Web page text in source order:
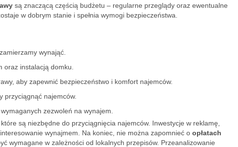
są znaczącą częścią budżetu – regularne przeglądy oraz ewentualne
w dobrym stanie i spełnia wymogi bezpieczeństwa.
wynająć.
oraz instalacją domku.
aby zapewnić bezpieczeństwo i komfort najemców.
przyciągnąć najemców.
zezwoleń na wynajem.
, które są niezbędne do przyciągnięcia najemców. Inwestycje w reklamę,
wynajmem. Na koniec, nie można zapomnieć o opłatach
wymagane w zależności od lokalnych przepisów. Przeanalizowanie